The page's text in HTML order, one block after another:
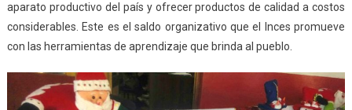
aparato productivo del país y ofrecer productos de calidad a costos
considerables. Este es el saldo organizativo que el Inces promueve
con las herramientas de aprendizaje que brinda al pueblo.